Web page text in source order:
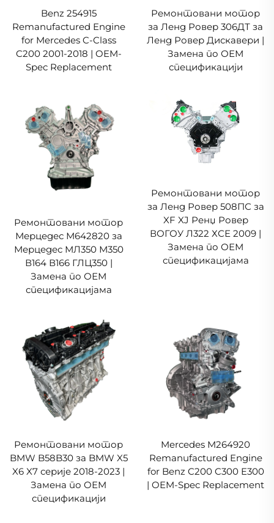
Benz 254915
Remanufactured Engine
for Mercedes C-Class
C200 2001-2018 | OEM-
Spec Replacement
Ремонтовани мотор
за Ленд Ровер 306ДТ за
Ленд Ровер Дискавери |
Замена по ОЕМ
спецификацији
Ремонтовани мотор
Мерцедес М642820 за
Мерцедес МЛ350 М350
В164 В166 ГЛЦ350 |
Замена по ОЕМ
спецификацијама
Ремонтовани мотор
за Ленд Ровер 508ПС за
XF XJ Ренџ Ровер
ВОГОУ Л322 ХСЕ 2009 |
Замена по ОЕМ
спецификацијама
Ремонтовани мотор
BMW B58B30 за BMW X5
X6 X7 серије 2018-2023 |
Замена по OEM
спецификацији
Mercedes M264920
Remanufactured Engine
for Benz C200 C300 E300
| OEM-Spec Replacement